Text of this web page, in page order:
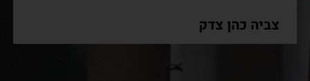
צביה כהן צדק